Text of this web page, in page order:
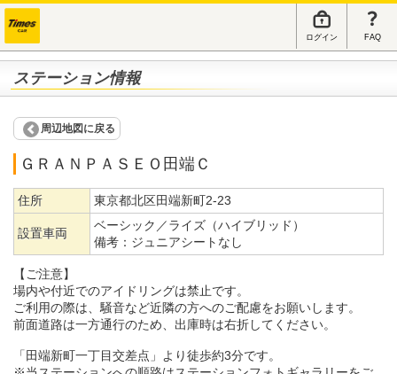
ログイン FAQ
ステーション情報
周辺地図に戻る
ＧＲＡＮＰＡＳＥＯ田端Ｃ
住所 東京都北区田端新町2-23
設置車両
ベーシック／ライズ（ハイブリッド）
備考： ジュニアシートなし
【ご注意】
場内や付近でのアイドリングは禁止です。
ご利用の際は、騒音など近隣の方へのご配慮をお願いします。
前面道路は一方通行のため、出庫時は右折してください。
「田端新町一丁目交差点」より徒歩約3分です。